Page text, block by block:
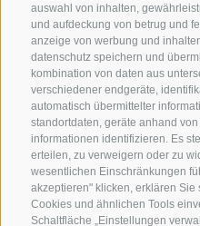
auswahl von inhalten,
und aufdeckung von betrug und
anzeige von werbung und
datenschutz speichern und
kombination von daten aus
verschiedener endgeräte,
automatisch übermittelter
standortdaten, geräte anhand
informationen identifizieren. Es
erteilen, zu verweigern oder zu
wesentlichen Einschränkungen
akzeptieren" klicken, erklären Sie
Cookies und ähnlichen Tools
Schaltfläche „Einstellungen
SPIELPLAN